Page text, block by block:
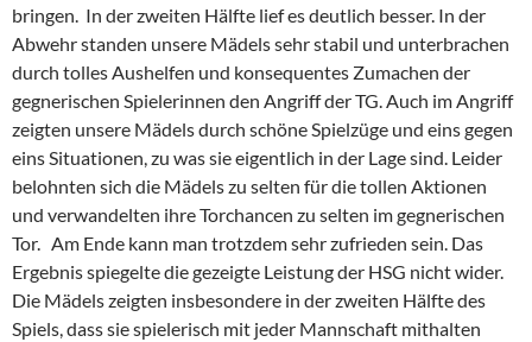
bringen. In der zweiten Hälfte lief es deutlich besser. In der
Abwehr standen unsere Mädels sehr stabil und unterbrachen
durch tolles Aushelfen und konsequentes Zumachen der
gegnerischen Spielerinnen den Angriff der TG. Auch im Angriff
zeigten unsere Mädels durch schöne Spielzüge und eins gegen
eins Situationen, zu was sie eigentlich in der Lage sind. Leider
belohnten sich die Mädels zu selten für die tollen Aktionen
und verwandelten ihre Torchancen zu selten im gegnerischen
Tor. Am Ende kann man trotzdem sehr zufrieden sein. Das
Ergebnis spiegelte die gezeigte Leistung der HSG nicht wider.
Die Mädels zeigten insbesondere in der zweiten Hälfte des
Spiels, dass sie spielerisch mit jeder Mannschaft mithalten